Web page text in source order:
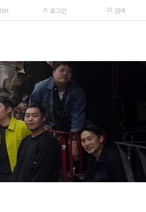
로그인 검색